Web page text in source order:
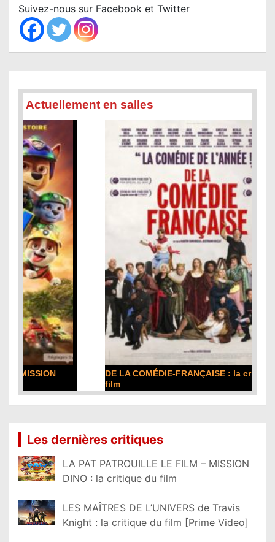
c
h
Suivez-nous sur Facebook et Twitter
Actuellement en salles
DE LA COMÉDIE-FRANÇAISE : la critique du
Les dernières critiques
LA PAT PATROUILLE LE FILM – MISSION
DINO : la critique du film
LES MAÎTRES DE L’UNIVERS de Travis
Knight : la critique du film [Prime Video]